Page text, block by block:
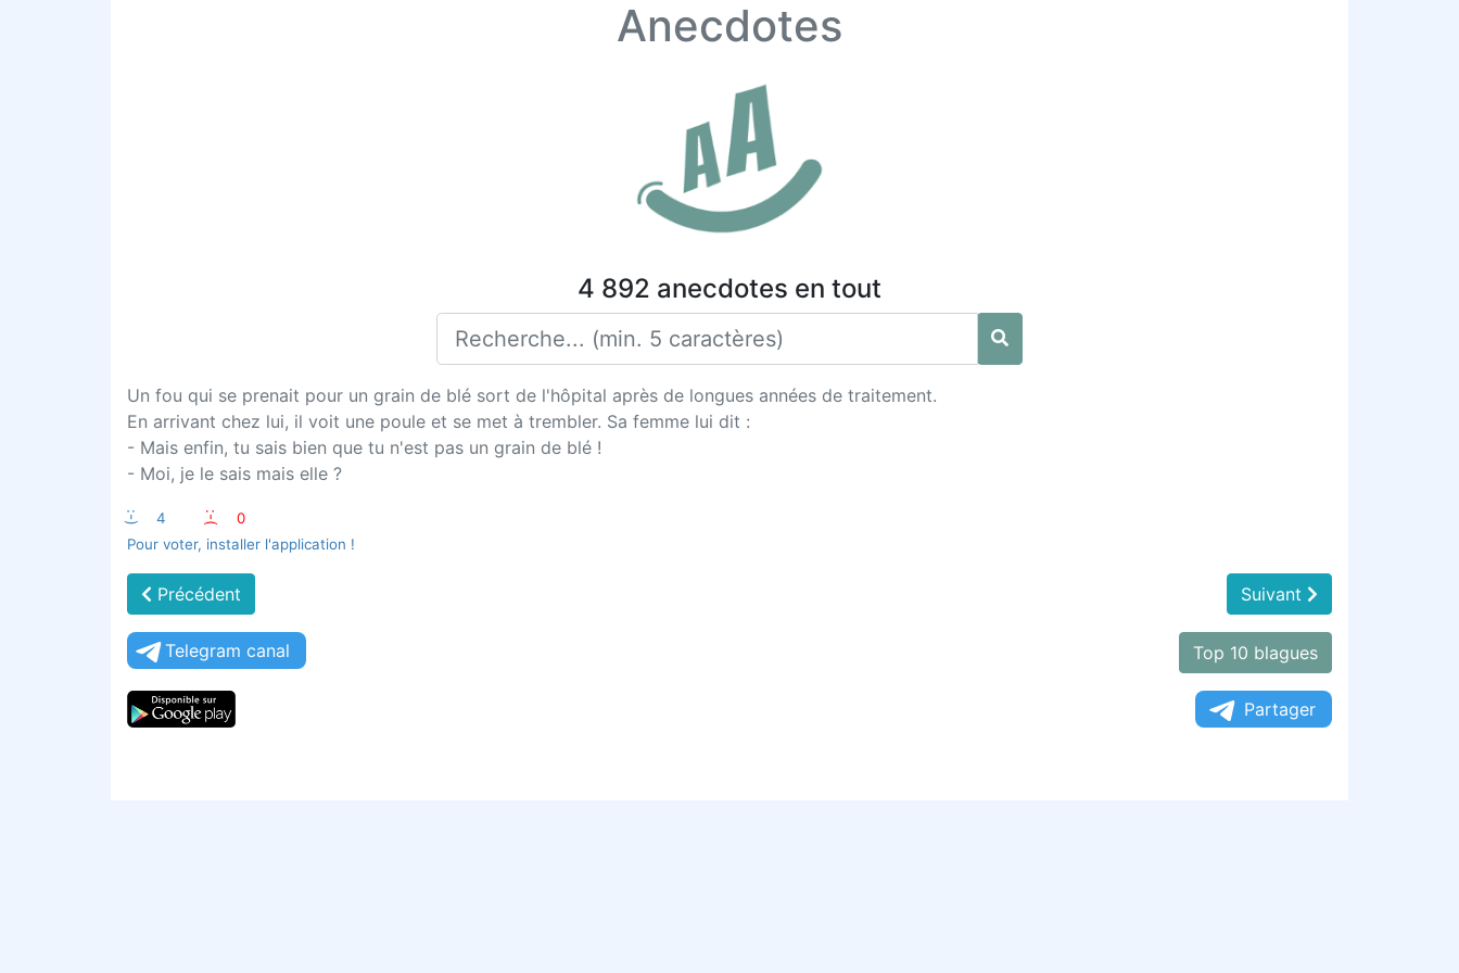
Anecdotes
4 892 anecdotes en tout
Un fou qui se prenait pour un grain de blé sort de l'hôpital après de longues années de traitement.
En arrivant chez lui, il voit une poule et se met à trembler. Sa femme lui dit :
- Mais enfin, tu sais bien que tu n'est pas un grain de blé !
- Moi, je le sais mais elle ?
:-) 4 :-(
0
Pour voter, installer l'application !
Précédent Suivant
Telegram canal Top 10 blagues
Partager